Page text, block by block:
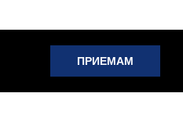
ПРИЕМАМ